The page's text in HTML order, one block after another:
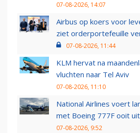
07-08-2026, 14:07
Airbus op koers voor
ziet orderportefeuille
07-08-2026, 11:44
KLM hervat na
vluchten naar Tel Aviv
07-08-2026, 11:10
National Airlines voert
met Boeing 777F ooit uit
07-08-2026, 9:52